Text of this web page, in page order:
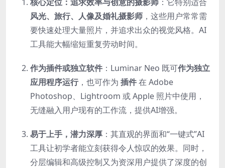
风光、旅行、人像及婚礼摄影师 ，这些用户常常需
要快速处理大量照片，并追求出众的视觉风格。AI
工具能大幅缩短重复劳动时间。
作为插件或独立软件 ：Luminar Neo 既可作为独立
应用程序运行，也可作为 插件在 Adobe
Photoshop、Lightroom 或 Apple 照片中使用，
无缝融入用户现有的工作流，提供AI增强。
易于上手，潜力深厚 ：其直观的界面和“一键式”AI
工具让初学者能立刻获得令人惊叹的效果。同时，
分层编辑和高级控制又为资深用户提供了深度的创